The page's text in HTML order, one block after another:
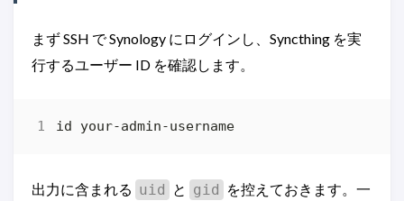
まず SSH で Synology にログインし、Syncthing を実
行するユーザー ID を確認します。
出力に含まれる uid と gid を控えておきます。一